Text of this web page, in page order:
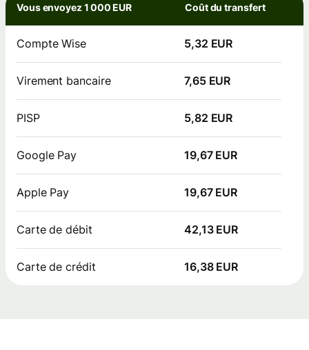
Vous envoyez 1 000 EUR Coût du transfert
Compte Wise 5,32 EUR
Virement bancaire 7,65 EUR
PISP 5,82 EUR
Google Pay 19,67 EUR
Apple Pay 19,67 EUR
Carte de débit 42,13 EUR
Carte de crédit 16,38 EUR